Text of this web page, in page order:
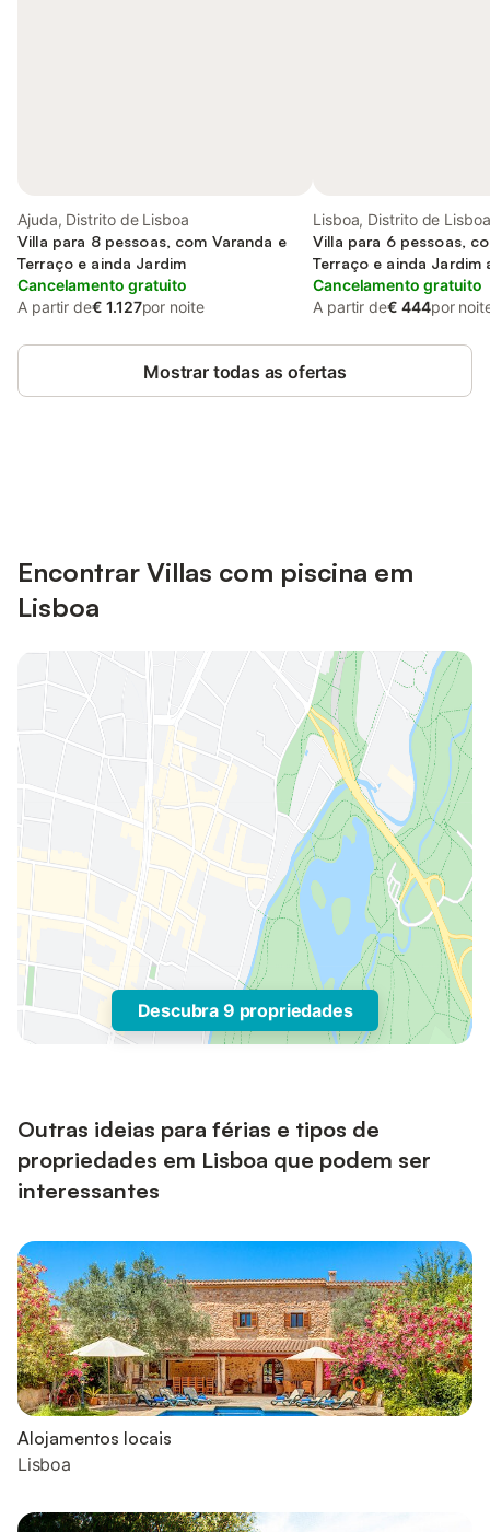
Ajuda, Distrito de Lisboa
Villa para 8 pessoas, com Varanda e
Terraço e ainda Jardim
Cancelamento gratuito
A partir de€ 1.127por noite
Lisboa, Distrito de Lisboa
Villa para 6 pessoas,
Terraço e ainda Jardim
Cancelamento gratuito
A partir de€ 444por
Mostrar todas as ofertas
Encontrar Villas com piscina em
Lisboa
Descubra 9 propriedades
Outras ideias para férias e tipos de
propriedades em Lisboa que podem ser
interessantes
Alojamentos locais
Lisboa